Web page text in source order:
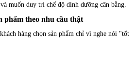
muốn duy trì chế độ dinh dưỡng cân bằng.
phẩm theo nhu cầu thật
hàng chọn sản phẩm chỉ vì nghe nói "tốt